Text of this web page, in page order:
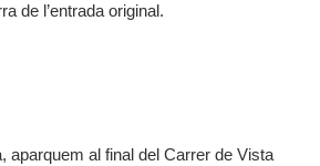
de l’entrada original.
aparquem al final del Carrer de Vista